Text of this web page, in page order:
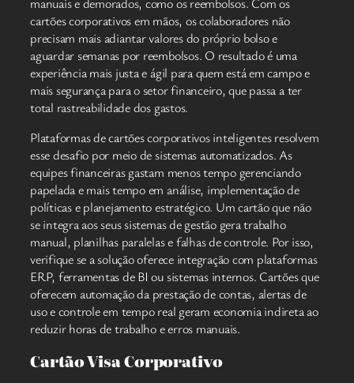
cartões corporativos em mãos, os colaboradores não
precisam mais adiantar valores do próprio bolso e
aguardar semanas por reembolsos. O resultado é uma
experiência mais justa e ágil para quem está em campo e
mais segurança para o setor financeiro, que passa a ter
total rastreabilidade dos gastos.
Plataformas de cartões corporativos inteligentes resolvem
esse desafio por meio de sistemas automatizados. As
equipes financeiras gastam menos tempo gerenciando
papelada e mais tempo em análise, implementação de
políticas e planejamento estratégico. Um cartão que não
se integra aos seus sistemas de gestão gera trabalho
manual, planilhas paralelas e falhas de controle. Por isso,
verifique se a solução oferece integração com plataformas
ERP, ferramentas de BI ou sistemas internos. Cartões que
oferecem automação da prestação de contas, alertas de
uso e controle em tempo real geram economia indireta ao
reduzir horas de trabalho e erros manuais.
Cartão Visa Corporativo